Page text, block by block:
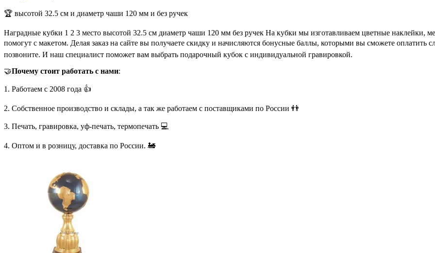
🏆 высотой 32.5 см и диаметр чаши 120 мм и без ручек
Наградные кубки 1 2 3 место высотой 32.5 см диаметр чаши 120 мм без ручек На кубки мы изготавливаем цветные наклейки,
помогут с макетом. Делая заказ на сайте вы получаете скидку и начисляются бонусные баллы, которыми вы сможете оплатить
позвоните. И наш специалист поможет вам выбрать подарочный кубок с индивидуальной гравировкой.
🤝Почему стоит работать с нами:
1. Работаем с 2008 года 👍
2. Собственное производство и склады, а так же работаем с поставщиками по России 👬
3. Печать, гравировка, уф-печать, термопечать 💻
4. Оптом и в розницу, доставка по России. 🚂